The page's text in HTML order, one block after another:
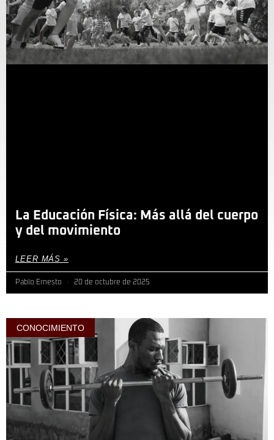
La Educación Física: Más allá del cuerpo
y del movimiento
LEER MÁS »
Pablo Ernesto 20 de octubre de 2025
CONOCIMIENTO